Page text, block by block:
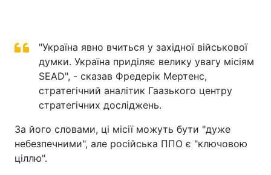
"Україна явно вчиться у західної військової
думки. Україна приділяє велику увагу місіям
SEAD", - сказав Фредерік Мертенс,
стратегічний аналітик Гаазького центру
стратегічних досліджень.
За його словами, ці місії можуть бути "дуже
небезпечними", але російська ППО є "ключовою
ціллю".